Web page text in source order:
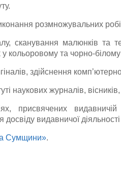
розмножувальних
сканування малюнків та
кольоровому та чорно-
здійснення
наукових журналів,
присвячених видавничій
видавничої
Сумщини».